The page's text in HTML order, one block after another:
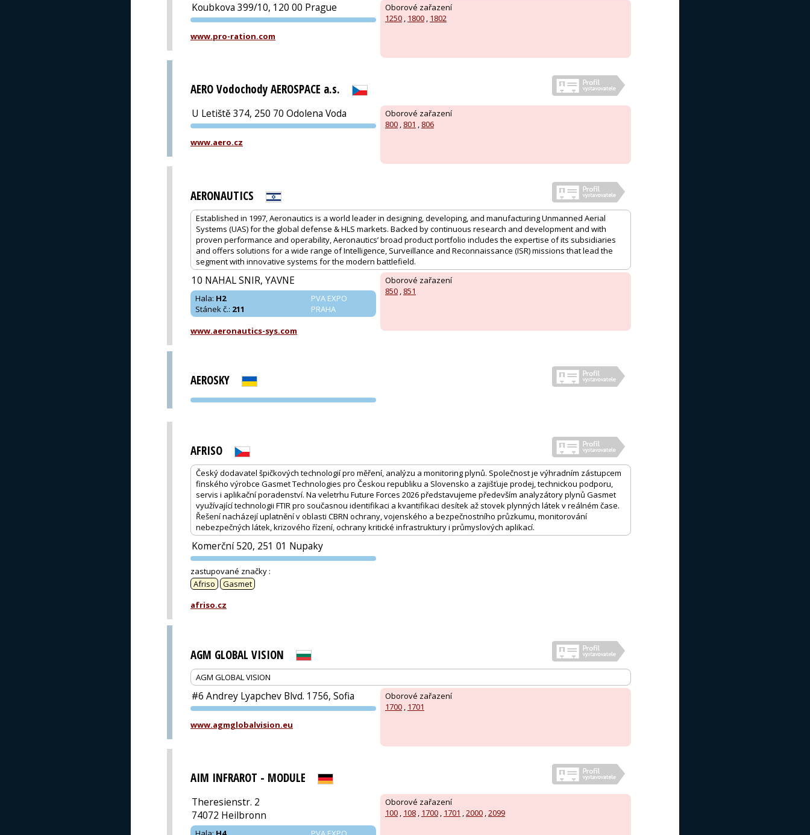
Oborové zařazení
1250 , 1800 , 1802
Koubkova 399/10, 120 00 Prague
PVA EXPO
www.pro-ration.com
AERO Vodochody AEROSPACE a.s.
Oborové zařazení
800 , 801 , 806
U Letiště 374, 250 70 Odolena Voda
PVA EXPO
www.aero.cz
AERONAUTICS
Established in 1997, Aeronautics is a world leader in designing, developing, and manufacturing Unmanned Aerial
Systems (UAS) for the global defense & HLS markets. Backed by continuous research and development and with
proven performance and operability, Aeronautics’ broad product portfolio includes the expertise of its subsidiaries
and offers solutions for a wide range of Intelligence, Surveillance and Reconnaissance (ISR) missions that lead the
segment with innovative systems for the modern battlefield.
Oborové zařazení
850 , 851
10 NAHAL SNIR, YAVNE
PVA EXPO
PRAHA
Hala: H2
Stánek č.: 211
www.aeronautics-sys.com
AEROSKY
PVA EXPO
AFRISO
Český dodavatel špičkových technologií pro měření, analýzu a monitoring plynů. Společnost je výhradním zástupcem
finského výrobce Gasmet Technologies pro Českou republiku a Slovensko a zajišťuje prodej, technickou podporu,
servis i aplikační poradenství. Na veletrhu Future Forces 2026 představujeme především analyzátory plynů Gasmet
využívající technologii FTIR pro současnou identifikaci a kvantifikaci desítek až stovek plynných látek v reálném čase.
Řešení nacházejí uplatnění v oblasti CBRN ochrany, vojenského a bezpečnostního průzkumu, monitorování
nebezpečných látek, krizového řízení, ochrany kritické infrastruktury i průmyslových aplikací.
Komerční 520, 251 01 Nupaky
PVA EXPO
zastupované značky :
Afriso
Gasmet
afriso.cz
AGM GLOBAL VISION
AGM GLOBAL VISION
Oborové zařazení
1700 1701
#6 Andrey Lyapchev Blvd. 1756, Sofia
PVA EXPO
www.agmglobalvision.eu
AIM INFRAROT - MODULE
Oborové zařazení
100 , 108 , 1700 , 1701 ,2000 ,2099
Theresienstr. 2
74072 Heilbronn